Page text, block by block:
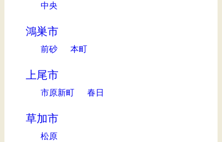
中央
鴻巣市
前砂 本町
上尾市
市原新町 春日
草加市
松原